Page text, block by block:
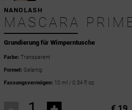
Grundierung für Wimperntusche
NANOLASH
MASCARA
Farbe: Transparent
Formel: Gelartig
Fassungsvermögen:10 ml / 0.34 fl oz